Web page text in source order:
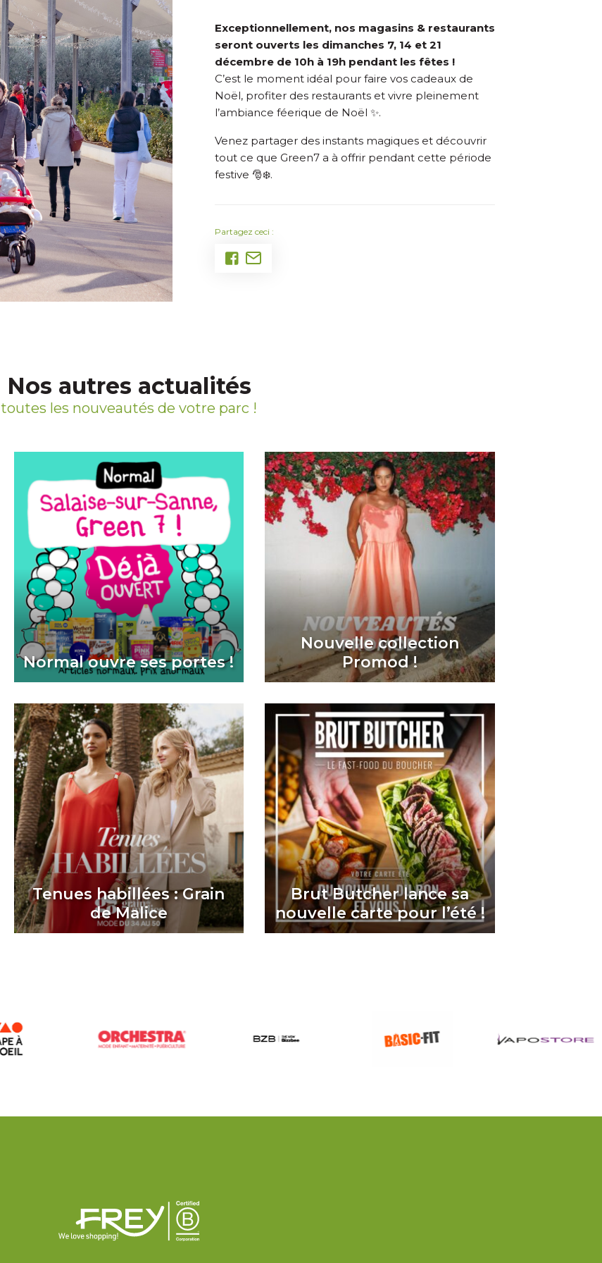
Exceptionnellement, nos magasins & restaurants
seront ouverts les dimanches 7, 14 et 21
décembre de 10h à 19h pendant les fêtes !
C’est le moment idéal pour faire vos cadeaux de
Noël, profiter des restaurants et vivre pleinement
l’ambiance féerique de Noël ✨.
Venez partager des instants magiques et découvrir
tout ce que Green7 a à offrir pendant cette période
festive 🎅❄️.
Partagez ceci :
Nos autres actualités
toutes les nouveautés de votre parc !
Normal ouvre ses portes !
Nouvelle collection
Promod !
Tenues habillées : Grain
de Malice
Brut Butcher lance sa
nouvelle carte pour l’été !